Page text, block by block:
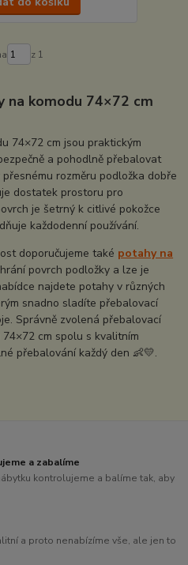
z 1
na komodu 74×72 cm
74×72 cm jsou praktickým
a pohodlně přebalovat
rozměru podložka dobře
dostatek prostoru pro
je šetrný k citlivé pokožce
každodenní používání.
doporučujeme také potahy na
povrch podložky a lze je
najdete potahy v různých
snadno sladíte přebalovací
Správně zvolená přebalovací
cm spolu s kvalitním
přebalování každý den 👶💛.
a zabalíme
kontrolujeme a balíme tak, aby
a proto nenabízíme vše, ale jen to